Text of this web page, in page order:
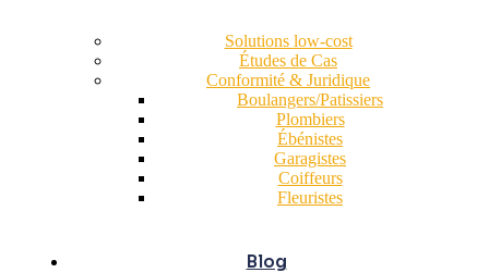
Solutions low-cost
Études de Cas
Conformité & Juridique
Boulangers/Patissiers
Plombiers
Ébénistes
Garagistes
Coiffeurs
Fleuristes
Blog